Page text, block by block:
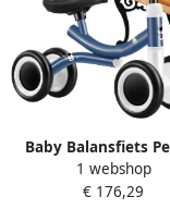
Baby Balansfiets
Loopfiets Buiten
Letselvrij
1 webshop
€ 176,29